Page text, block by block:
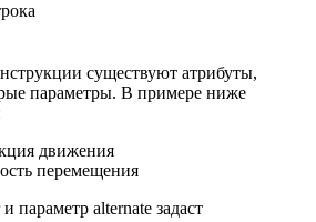
существуют атрибуты,
параметры. В примере ниже
движения
перемещения
параметр alternate задаст